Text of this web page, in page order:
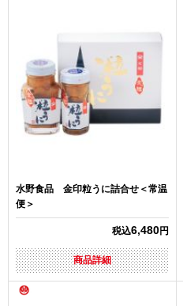
水野食品 金印粒うに詰合せ＜常温
便＞
税込6,480円
商品詳細